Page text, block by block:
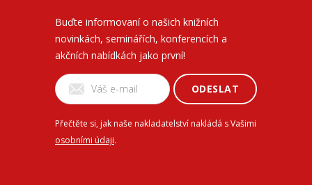
Buďte informovaní o našich knižních
novinkách, seminářích, konferencích a
akčních nabídkách jako první!
ODESLAT
Přečtěte si, jak naše nakladatelství nakládá s Vašimi
osobními údaji.